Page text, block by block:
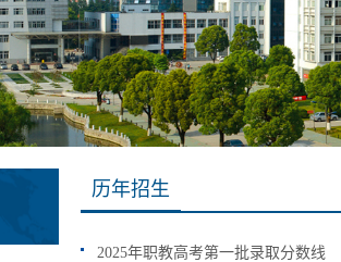
历年招生
2025年职教高考第一批录取分数线